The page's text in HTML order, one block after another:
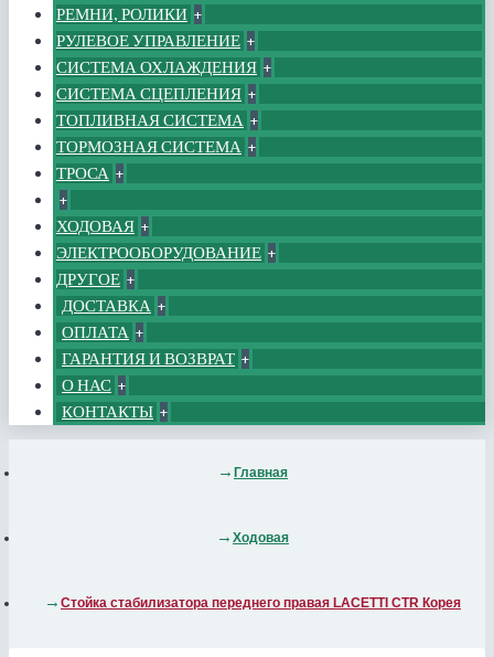
РЕМНИ, РОЛИКИ +
РУЛЕВОЕ УПРАВЛЕНИЕ +
СИСТЕМА ОХЛАЖДЕНИЯ +
СИСТЕМА СЦЕПЛЕНИЯ +
ТОПЛИВНАЯ СИСТЕМА +
ТОРМОЗНАЯ СИСТЕМА +
ТРОСА +
+
ХОДОВАЯ +
ЭЛЕКТРООБОРУДОВАНИЕ +
ДРУГОЕ +
ДОСТАВКА +
ОПЛАТА +
ГАРАНТИЯ И ВОЗВРАТ +
О НАС +
КОНТАКТЫ +
Главная
Ходовая
Стойка стабилизатора переднего правая LACETTI CTR Корея